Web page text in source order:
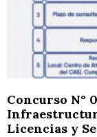
Concurso N°
Licencias y